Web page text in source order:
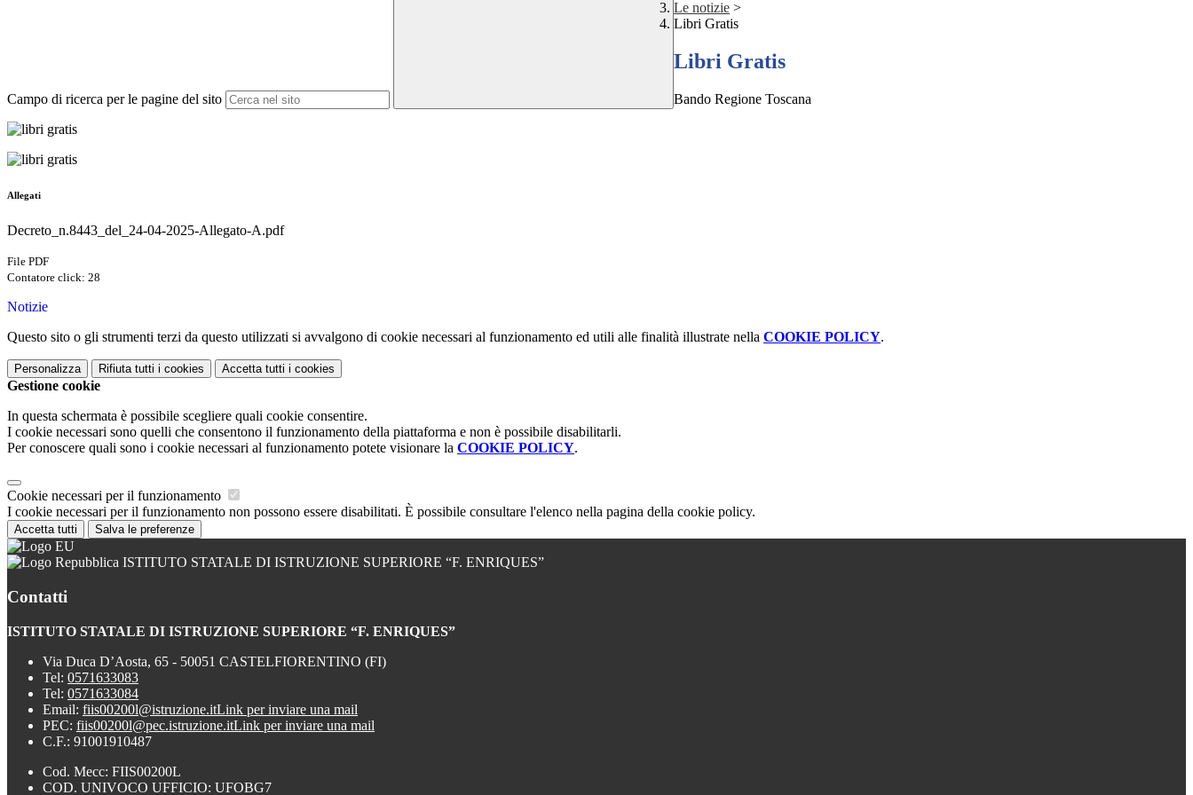
Campo di ricerca per le pagine del sito
Le notizie >
Libri Gratis
Libri Gratis
Bando Regione Toscana
Allegati
Decreto_n.8443_del_24-04-2025-Allegato-A.pdf
File PDF
Contatore click: 28
Notizie
Questo sito o gli strumenti terzi da questo utilizzati si avvalgono di cookie necessari al funzionamento ed utili alle finalità illustrate nella COOKIE POLICY.
Personalizza Rifiuta tutti i cookies Accetta tutti i cookies
Gestione cookie
In questa schermata è possibile scegliere quali cookie consentire.
I cookie necessari sono quelli che consentono il funzionamento della piattaforma e non è possibile disabilitarli.
Per conoscere quali sono i cookie necessari al funzionamento potete visionare la COOKIE POLICY.
Cookie necessari per il funzionamento
I cookie necessari per il funzionamento non possono essere disabilitati. È possibile consultare l'elenco nella pagina della cookie policy.
Accetta tutti Salva le preferenze
ISTITUTO STATALE DI ISTRUZIONE SUPERIORE “F. ENRIQUES”
Contatti
ISTITUTO STATALE DI ISTRUZIONE SUPERIORE “F. ENRIQUES”
Via Duca D’Aosta, 65 - 50051 CASTELFIORENTINO (FI)
Tel: 0571633083
Tel: 0571633084
Email: fiis00200l@istruzione.itLink per inviare una mail
PEC: fiis00200l@pec.istruzione.itLink per inviare una mail
C.F.: 91001910487
Cod. Mecc: FIIS00200L
COD. UNIVOCO UFFICIO: UFOBG7